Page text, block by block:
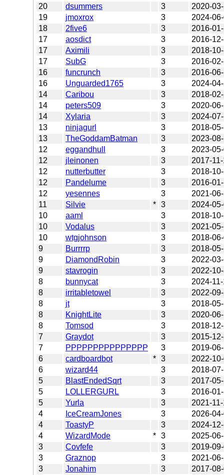
20
dsummers 3
2020-
19
jmoxrox 3
2024-
18
2five6 3
2016-
17
aosdict 3
2016-
17
Aximili 3
2018-
17
SubG 3
2016-
16
funcrunch 3
2016-
16
Unguarded1765 3
2024-
14
Caribou 3
2018-
14
peters509 3
2020-
14
Xylaria 3
2024-
13
ninjagurl 3
2018-
13
TheGoddamBatman 3
2023-
12
eggandhull 3
2023-
12
jleinonen 3
2017-
12
nutterbutter 3
2018-
12
Pandelume 3
2016-
12
yesennes 3
2021-
11
Silvie * 3
2024-
10
aaml 3
2018-
10
Vodalus 3
2021-
10
wtgjohnson 3
2018-
9
Burrrrp 3
2018-
9
DiamondRobin 3
2022-
9
stavrogin 3
2022-
8
bunnycat 3
2024-
8
irritabletowel 3
2022-
8
jt 3
2018-
8
KnightLite 3
2020-
8
Tomsod 3
2018-
7
Graydot 3
2015-
7
PPPPPPPPPPPPPPP 3
2019-
6
cardboardbot * 3
2022-
6
wizard44 3
2018-
5
BlastEndedSqrt 3
2017-
5
LOLLERGURL 3
2016-
5
Yurla 3
2021-
4
IceCreamJones 3
2026-
4
ToastyP 3
2024-
4
WizardMode * 3
2025-
3
Covfefe 3
2019-
3
Graznop 3
2021-
3
Jonahim 3
2017-